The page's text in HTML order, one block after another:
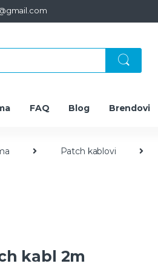
FAQ Blog Brendovi
Patch kablovi
kabl 2m